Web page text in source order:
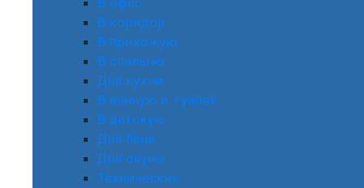
В коридор
В прихожую
В спальню
Для кухни
В ванную и туалет
В детскую
Для бани
Для сауны
Технические